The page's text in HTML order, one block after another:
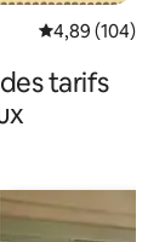
Évaluation
4,89 (104)
tarifs